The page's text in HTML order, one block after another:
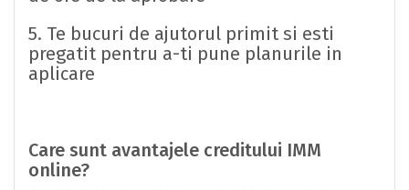
5. Te bucuri de ajutorul primit si esti
pregatit pentru a-ti pune planurile in
aplicare
Care sunt avantajele creditului IMM
online?